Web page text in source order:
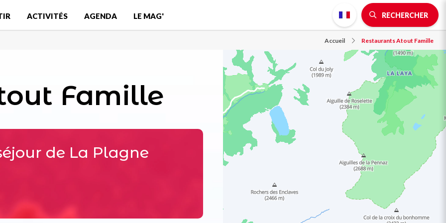
ACTIVITÉS AGENDA LE MAG' RECHERCHER
Accueil Restaurants Atout Famille
Famille
de La Plagne